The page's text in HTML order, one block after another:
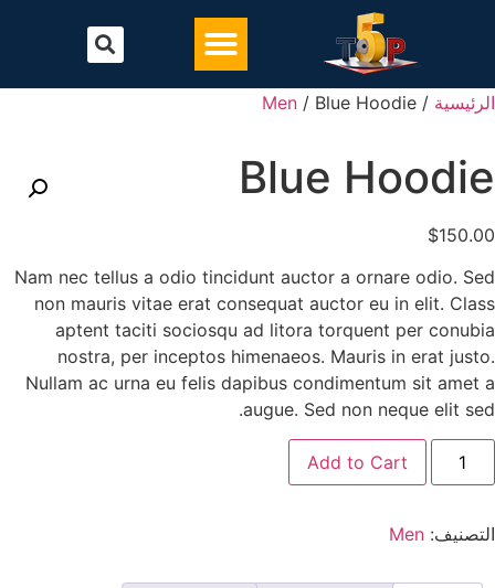
/
Men / Blue Hoodie
Blue
$
Nam nec tellus a odio tincidunt auctor a ornare odio.
non mauris vitae erat consequat auctor eu in elit.
aptent taciti sociosqu ad litora torquent per
nostra, per inceptos himenaeos. Mauris in erat
Nullam ac urna eu felis dapibus condimentum sit amet
augue. Sed non neque elit
Add to Cart
Men